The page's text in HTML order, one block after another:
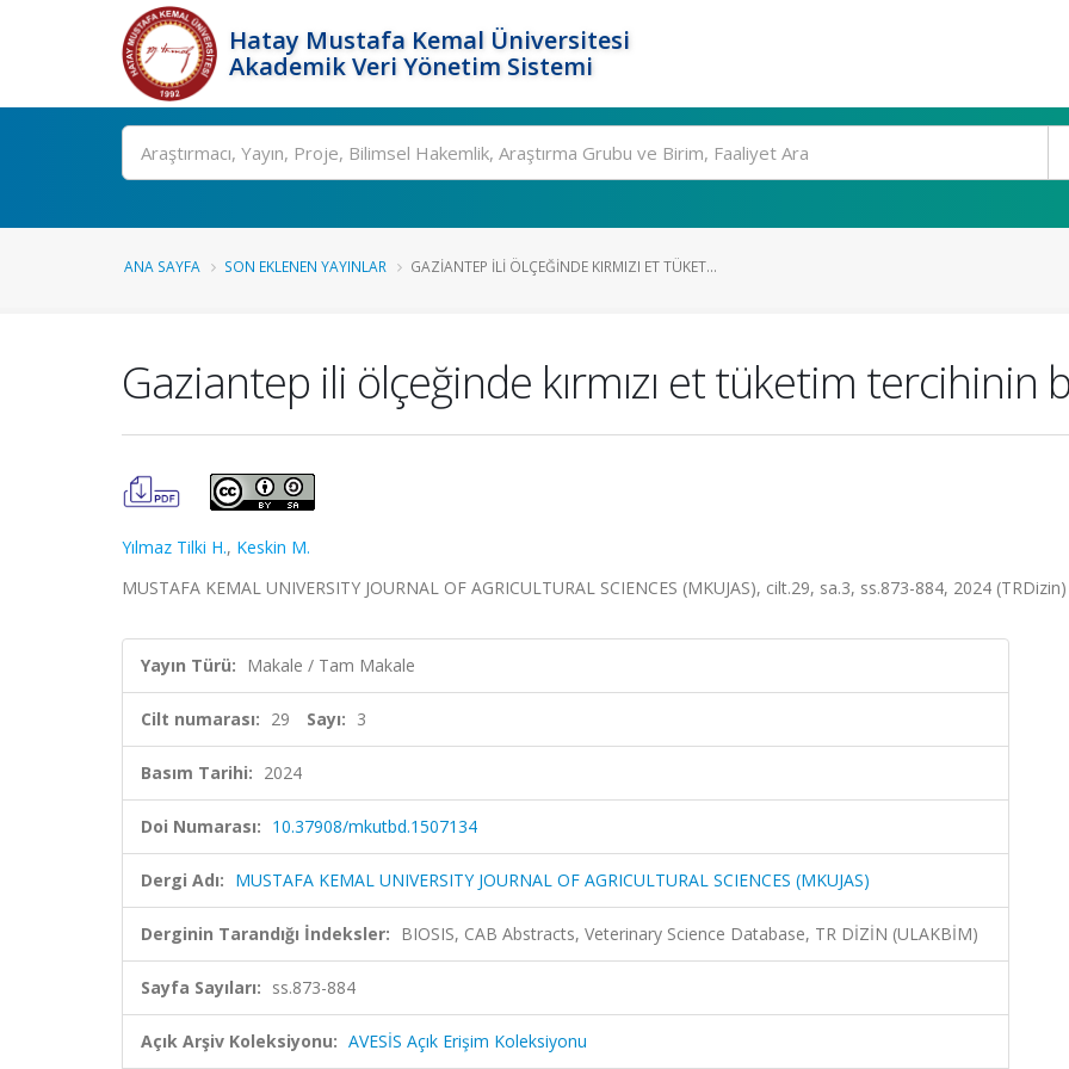
Hatay Mustafa Kemal Üniversitesi
Akademik Veri Yönetim Sistemi
Ara
ANA SAYFA SON EKLENEN YAYINLAR GAZIANTEP ILI ÖLÇEĞINDE KIRMIZI ET TÜKET...
Gaziantep ili ölçeğinde kırmızı et tüketim tercihinin
Yılmaz Tilki H., Keskin M.
MUSTAFA KEMAL UNIVERSITY JOURNAL OF AGRICULTURAL SCIENCES (MKUJAS), cilt.29, sa.3, ss.873-884, 2024 (TRDizin)
Yayın Türü: Makale / Tam Makale
Cilt numarası: 29 Sayı: 3
Basım Tarihi: 2024
Doi Numarası: 10.37908/mkutbd.1507134
Dergi Adı: MUSTAFA KEMAL UNIVERSITY JOURNAL OF AGRICULTURAL SCIENCES (MKUJAS)
Derginin Tarandığı İndeksler: BIOSIS, CAB Abstracts, Veterinary Science Database, TR DİZİN (ULAKBİM)
Sayfa Sayıları: ss.873-884
Açık Arşiv Koleksiyonu: AVESİS Açık Erişim Koleksiyonu